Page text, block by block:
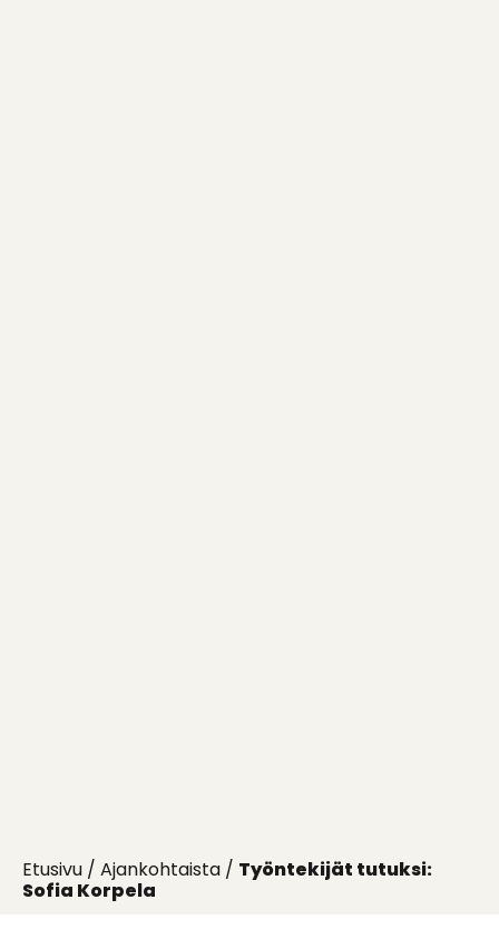
Etusivu / Ajankohtaista / Työntekijät tutuksi:
Sofia Korpela